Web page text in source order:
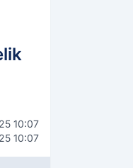
10:07
10:07